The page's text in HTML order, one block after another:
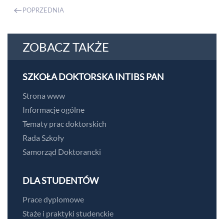
POPRZEDNIA
ZOBACZ TAKŻE
SZKOŁA DOKTORSKA INTIBS PAN
Strona www
Informacje ogólne
Tematy prac doktorskich
Rada Szkoły
Samorząd Doktorancki
DLA STUDENTÓW
Prace dyplomowe
Staże i praktyki studenckie